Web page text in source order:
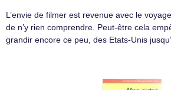
L’envie de filmer est revenue avec le
de n’y rien comprendre. Peut-être cela
grandir encore ce peu, des Etats-Unis